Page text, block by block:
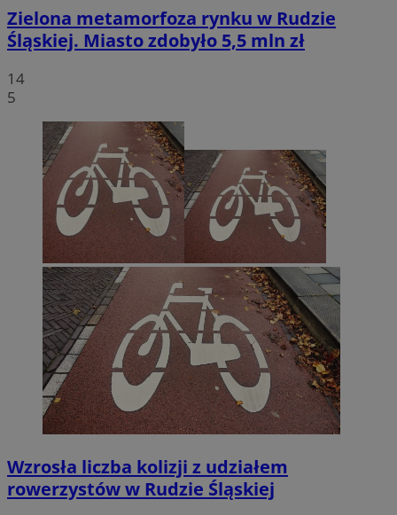
Zielona metamorfoza rynku w Rudzie
Śląskiej. Miasto zdobyło 5,5 mln zł
14
5
Wzrosła liczba kolizji z udziałem
rowerzystów w Rudzie Śląskiej